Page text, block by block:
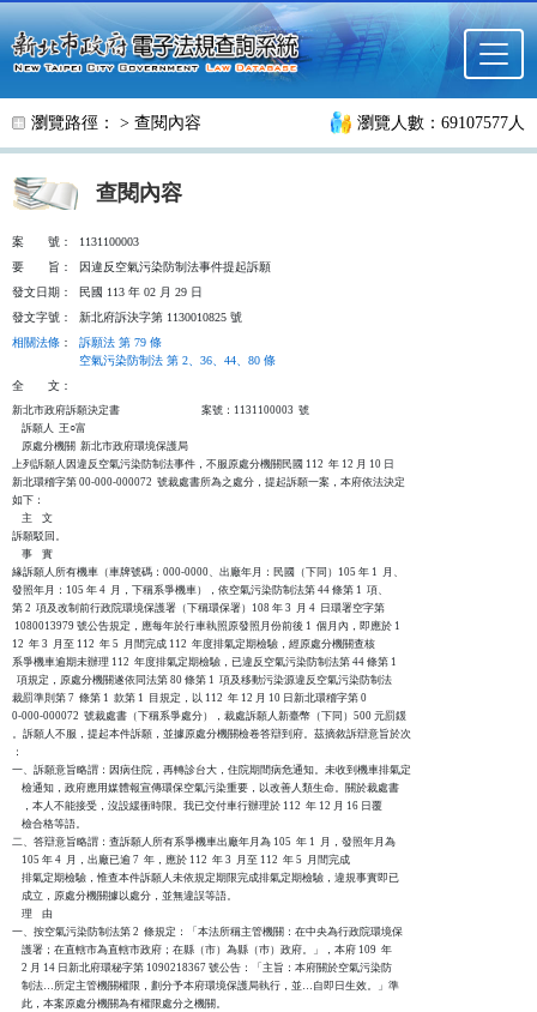
跳至主要內容
瀏覽路徑： > 查閱內容 瀏覽人數：69107577人
查閱內容
案 號：
1131100003
要
旨：
因違反空氣污染防制法事件提起訴願
發文日期：
民國 113 年 02 月 29 日
發文字號：
新北府訴決字第 1130010825 號
相關法條 ：
訴願法 第 79 條
空氣污染防制法 第 2、36、44、80 條
全
文：
新北市政府訴願決定書                                  案號：1131100003  號
    訴願人  王○富
    原處分機關  新北市政府環境保護局
上列訴願人因違反空氣污染防制法事件，不服原處分機關民國 112  年 12 月 10 日
新北環稽字第 00-000-000072  號裁處書所為之處分，提起訴願一案，本府依法決定
如下：
    主    文
訴願駁回。
    事    實
緣訴願人所有機車（車牌號碼：000-0000、出廠年月：民國（下同）105 年 1  月、
發照年月：105 年 4  月，下稱系爭機車），依空氣污染防制法第 44 條第 1  項、
第 2  項及改制前行政院環境保護署（下稱環保署）108 年 3  月 4  日環署空字第
1080013979 號公告規定，應每年於行車執照原發照月份前後 1  個月內，即應於 1
12  年 3  月至 112  年 5  月間完成 112  年度排氣定期檢驗，經原處分機關查核
系爭機車逾期未辦理 112  年度排氣定期檢驗，已違反空氣污染防制法第 44 條第 1
  項規定，原處分機關遂依同法第 80 條第 1  項及移動污染源違反空氣污染防制法
裁罰準則第 7  條第 1  款第 1  目規定，以 112  年 12 月 10 日新北環稽字第 0
0-000-000072  號裁處書（下稱系爭處分），裁處訴願人新臺幣（下同）500 元罰鍰
。訴願人不服，提起本件訴願，並據原處分機關檢卷答辯到府。茲摘敘訴辯意旨於次
：
一、訴願意旨略謂：因病住院，再轉診台大，住院期間病危通知。未收到機車排氣定
    檢通知，政府應用媒體報宣傳環保空氣污染重要，以改善人類生命。關於裁處書
    ，本人不能接受，沒設緩衝時限。我已交付車行辦理於 112  年 12 月 16 日覆
    檢合格等語。
二、答辯意旨略謂：查訴願人所有系爭機車出廠年月為 105  年 1  月，發照年月為
    105 年 4  月，出廠已逾 7  年，應於 112  年 3  月至 112  年 5  月間完成
    排氣定期檢驗，惟查本件訴願人未依規定期限完成排氣定期檢驗，違規事實即已
    成立，原處分機關據以處分，並無違誤等語。
    理    由
一、按空氣污染防制法第 2  條規定：「本法所稱主管機關：在中央為行政院環境保
    護署；在直轄市為直轄市政府；在縣（市）為縣（巿）政府。」，本府 109  年
    2 月 14 日新北府環秘字第 1090218367 號公告：「主旨：本府關於空氣污染防
    制法…所定主管機關權限，劃分予本府環境保護局執行，並…自即日生效。」準
    此，本案原處分機關為有權限處分之機關。